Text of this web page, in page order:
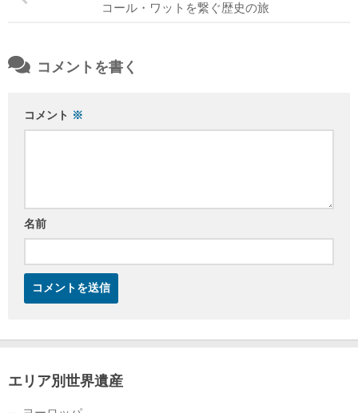
コール・ワットを繋ぐ歴史の旅
コメントを書く
コメント ※
名前
エリア別世界遺産